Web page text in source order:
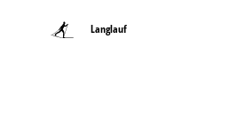
Langlauf